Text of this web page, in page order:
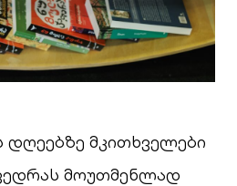
დღეებზე მკითხველები
მოუთმენლად